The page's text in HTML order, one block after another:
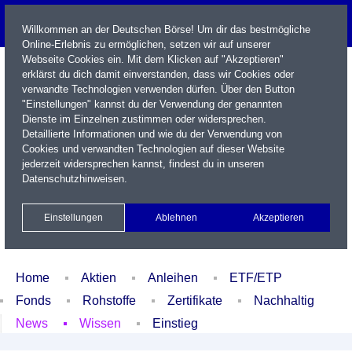
Name / WKN / ISIN / Kürzel
Xetra Realtime
Watchlist Portfolio Login
Home Aktien Anleihen
ETF/ETP
Fonds
Rohstoffe Zertifikate
Nachhaltig
News
Wissen Einstieg
Willkommen an der Deutschen Börse! Um dir das bestmögliche
Online-Erlebnis zu ermöglichen, setzen wir auf unserer
Webseite Cookies ein. Mit dem Klicken auf "Akzeptieren"
erklärst du dich damit einverstanden, dass wir Cookies oder
verwandte Technologien verwenden dürfen. Über den Button
"Einstellungen" kannst du der Verwendung der genannten
Dienste im Einzelnen zustimmen oder widersprechen.
Detaillierte Informationen und wie du der Verwendung von
Cookies und verwandten Technologien auf dieser Website
jederzeit widersprechen kannst, findest du in unseren
Datenschutzhinweisen.
Einstellungen Ablehnen Akzeptieren